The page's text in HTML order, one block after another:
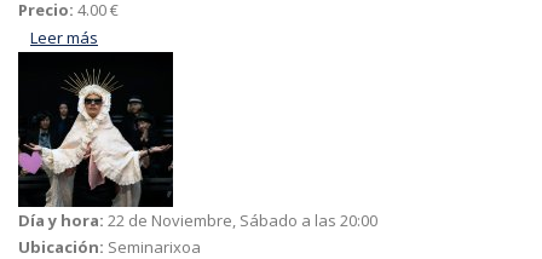
Precio: 4.00 €
Leer más
Día y hora: 22 de Noviembre, Sábado a las 20:00
Ubicación: Seminarixoa